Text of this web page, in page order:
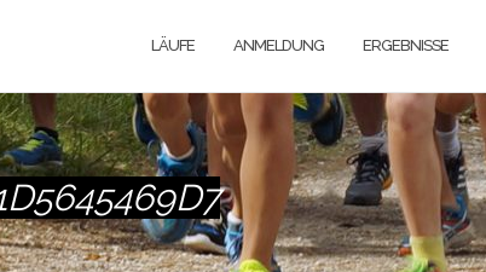
LÄUFE ANMELDUNG ERGEBNISSE